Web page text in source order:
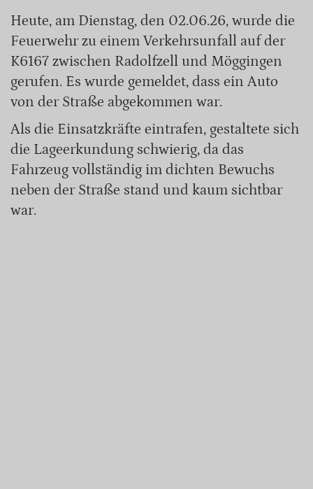
Heute, am Dienstag, den 02.06.26, wurde die
Feuerwehr zu einem Verkehrsunfall auf der
K6167 zwischen Radolfzell und Möggingen
gerufen. Es wurde gemeldet, dass ein Auto
von der Straße abgekommen war.
Als die Einsatzkräfte eintrafen, gestaltete sich
die Lageerkundung schwierig, da das
Fahrzeug vollständig im dichten Bewuchs
neben der Straße stand und kaum sichtbar
war.